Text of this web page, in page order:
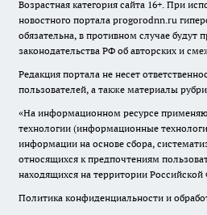
Возрастная категория сайта 16+. При
новостного портала progorodnn.ru
обязательна, в противном случае будут
законодательства РФ об авторских и
Редакция портала не несет
пользователей, а также материалы
«На информационном ресурсе
технологии (информационные
информации на основе сбора,
относящихся к предпочтениям
находящихся на территории Российской
Политика конфиденциальности и